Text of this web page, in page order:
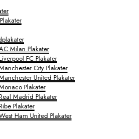
Milan Plakater
FC Plakater
City Plakater
United Plakater
Plakater
Madrid Plakater
Plakater
Ham United Plakater